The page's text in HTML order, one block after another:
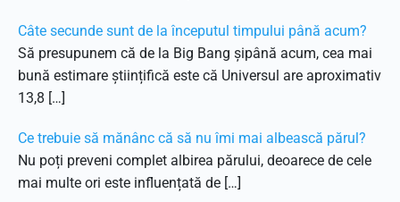
Câte secunde sunt de la începutul timpului până acum?
Să presupunem că de la Big Bang șipână acum, cea mai
bună estimare științifică este că Universul are aproximativ
13,8 […]
Ce trebuie să mănânc că să nu îmi mai albească părul?
Nu poți preveni complet albirea părului, deoarece de cele
mai multe ori este influențată de […]